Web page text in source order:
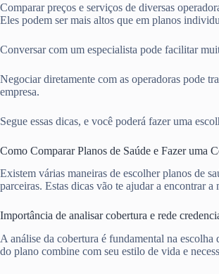
Comparar preços e serviços de diversas
Eles podem ser mais altos que em planos
Conversar com um especialista pode facilitar
Negociar diretamente com as operadoras pode
empresa.
Segue essas dicas, e você poderá fazer uma
Como Comparar Planos de Saúde e Fazer uma
Existem várias maneiras de escolher planos de
parceiras. Estas dicas vão te ajudar a encontrar
Importância de analisar cobertura e rede
A análise da cobertura é fundamental na
do plano combine com seu estilo de vida e